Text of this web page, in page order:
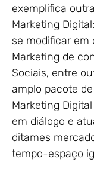
exemplifica
Marketing
se modificar em
Marketing de
Sociais, entre
amplo pacote
Marketing
em diálogo e
ditames
tempo-espaço